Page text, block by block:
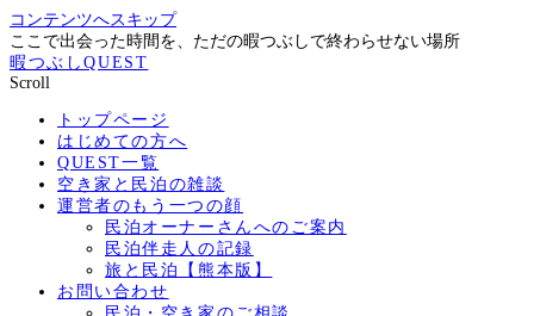
コンテンツへスキップ
ここで出会った時間を、ただの暇つぶしで終わらせない場所
暇つぶしQUEST
Scroll
トップページ
はじめての方へ
QUEST一覧
空き家と民泊の雑談
運営者のもう一つの顔
民泊オーナーさんへのご案内
民泊伴走人の記録
旅と民泊【熊本版】
お問い合わせ